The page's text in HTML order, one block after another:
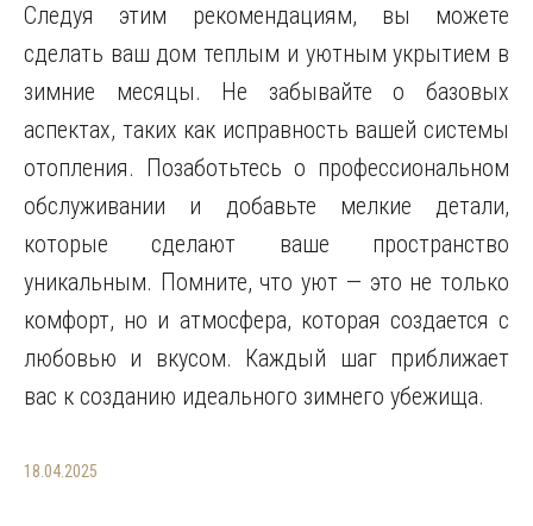
Следуя этим рекомендациям, вы можете
сделать ваш дом теплым и уютным укрытием в
зимние месяцы. Не забывайте о базовых
аспектах, таких как исправность вашей системы
отопления. Позаботьтесь о профессиональном
обслуживании и добавьте мелкие детали,
которые сделают ваше пространство
уникальным. Помните, что уют — это не только
комфорт, но и атмосфера, которая создается с
любовью и вкусом. Каждый шаг приближает
вас к созданию идеального зимнего убежища.
18.04.2025